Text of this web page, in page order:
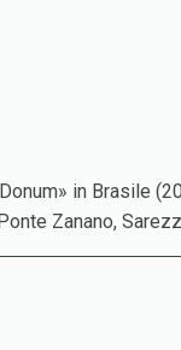
in Brasile
Zanano,